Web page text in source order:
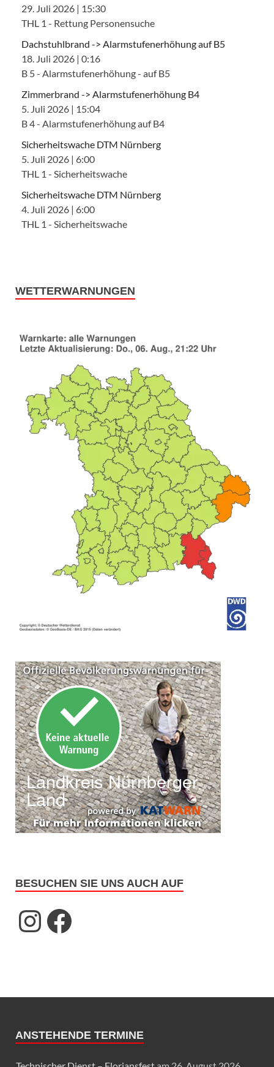
29. Juli 2026 | 15:30
THL 1 - Rettung Personensuche
Dachstuhlbrand -> Alarmstufenerhöhung auf B5
18. Juli 2026 | 0:16
B 5 - Alarmstufenerhöhung - auf B5
Zimmerbrand -> Alarmstufenerhöhung B4
5. Juli 2026 | 15:04
B 4 - Alarmstufenerhöhung auf B4
Sicherheitswache DTM Nürnberg
5. Juli 2026 | 6:00
THL 1 - Sicherheitswache
Sicherheitswache DTM Nürnberg
4. Juli 2026 | 6:00
THL 1 - Sicherheitswache
WETTERWARNUNGEN
BESUCHEN SIE UNS AUCH AUF
ANSTEHENDE TERMINE